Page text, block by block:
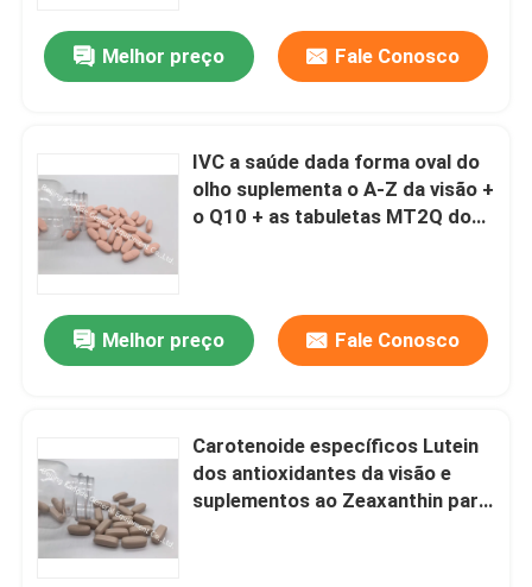
Melhor preço Fale Conosco
IVC a saúde dada forma oval do
olho suplementa o A-Z da visão +
o Q10 + as tabuletas MT2Q do
Melhor preço Fale Conosco
Carotenoide específicos Lutein
dos antioxidantes da visão e
suplementos ao Zeaxanthin para